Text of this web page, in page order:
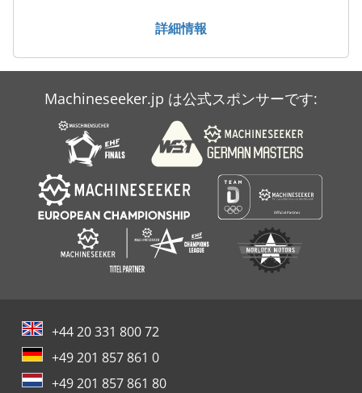
Claas Pu 300 Hd
Claas Rollant 355 Rc
Claas Volto 670
詳細情報
Machineseeker.jp は公式スポンサーです:
+44 20 331 800 72
+49 201 857 861 0
+49 201 857 861 80